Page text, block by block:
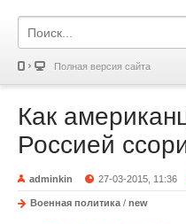
Полная версия сайта
Как
Россией
adminkin 27-03-2015, 11:36
Военная политика / new